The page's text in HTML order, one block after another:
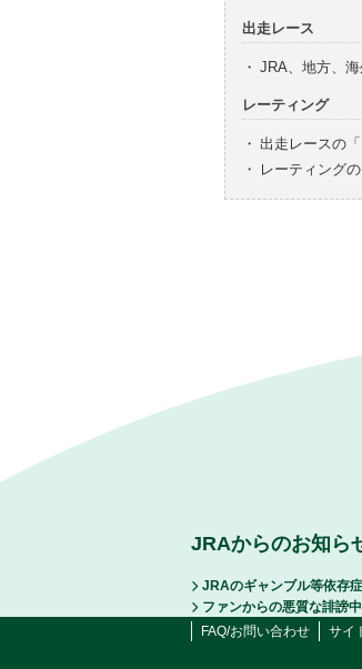
出走レース
・ JRA、地方、
レーティング
・ 出走レースの
・
レーティング
JRAからのお知ら
JRAのギャンブル等依存
ファンからの悪質な誹謗
FAQ/お問い合わせ
サイ